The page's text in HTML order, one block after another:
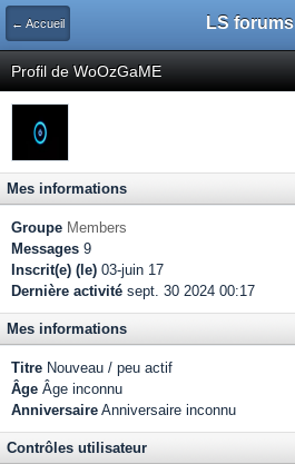
← Accueil LS forums
Profil de WoOzGaME
Mes informations
Groupe Members
Messages 9
Inscrit(e) (le) 03-juin 17
Dernière activité sept. 30 2024 00:17
Mes informations
Titre Nouveau / peu actif
Âge Âge inconnu
Anniversaire Anniversaire inconnu
Contrôles utilisateur